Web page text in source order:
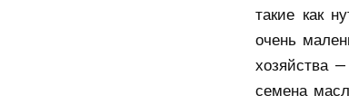
такие как
очень
хозяйства
семена